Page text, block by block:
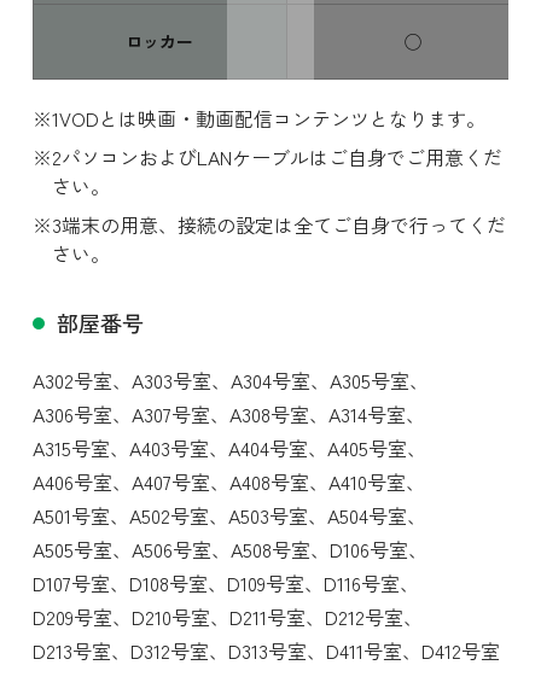
ロッカー ◯
VODとは映画・動画配信コンテンツとなります。
パソコンおよびLANケーブルはご自身でご用意くだ
さい。
端末の用意、接続の設定は全てご自身で行ってくだ
さい。
部屋番号
A302号室、 A303号室、 A304号室、 A305号室、
A306号室、 A307号室、 A308号室、 A314号室、
A315号室、 A403号室、 A404号室、 A405号室、
A406号室、 A407号室、 A408号室、 A410号室、
A501号室、 A502号室、 A503号室、 A504号室、
A505号室、 A506号室、 A508号室、 D106号室、
D107号室、 D108号室、 D109号室、 D116号室、
D209号室、 D210号室、 D211号室、 D212号室、
D213号室、 D312号室、 D313号室、 D411号室、 D412号室